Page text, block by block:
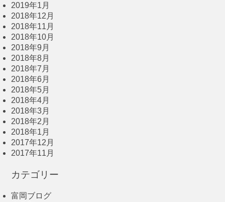
2019年1月
2018年12月
2018年11月
2018年10月
2018年9月
2018年8月
2018年7月
2018年6月
2018年5月
2018年4月
2018年3月
2018年2月
2018年1月
2017年12月
2017年11月
カテゴリー
富岡ブログ